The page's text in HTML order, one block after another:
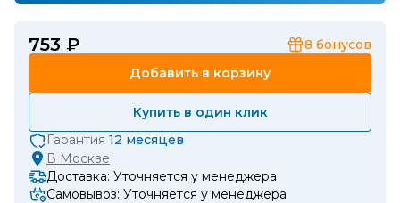
753 ₽ 8 бонусов
Добавить в корзину
Купить в один клик
Гарантия 12 месяцев
В Москве
Доставка: Уточняется у менеджера
Самовывоз: Уточняется у менеджера